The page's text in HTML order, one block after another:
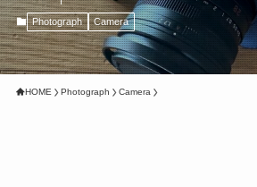
Photograph Camera
HOME Photograph Camera